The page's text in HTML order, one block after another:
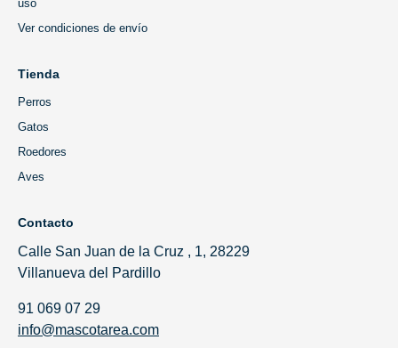
uso
Ver condiciones de envío
Tienda
Perros
Gatos
Roedores
Aves
Contacto
Calle San Juan de la Cruz , 1, 28229
Villanueva del Pardillo
91 069 07 29
info@mascotarea.com